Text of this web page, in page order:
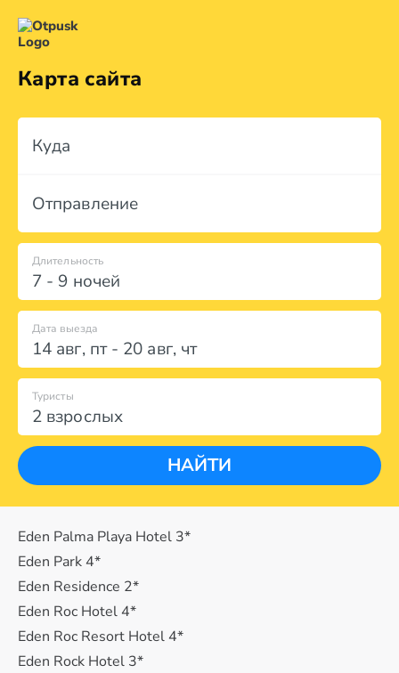
Карта сайта
Куда
Отправление
7 - 9 ночей
Длительность
Дата выезда
14 авг, пт- 20 авг, чт
2 взрослых
Туристы
НАЙТИ
Eden Palma Playa Hotel 3*
Eden Park 4*
Eden Residence 2*
Eden Roc Hotel 4*
Eden Roc Resort Hotel 4*
Eden Rock Hotel 3*